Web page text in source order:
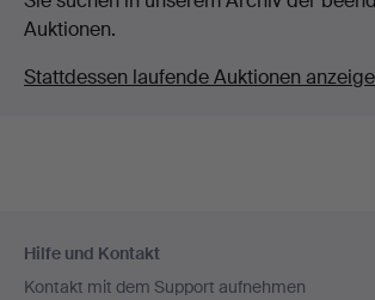
Auktionen.
Stattdessen laufende Auktionen
Navigation
Hilfe und Kontakt
Kontakt mit dem Support aufnehmen